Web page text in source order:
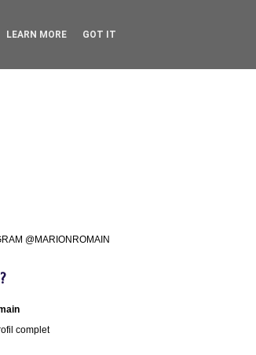
@MARIONROMAIN
complet
LEARN MORE GOT IT